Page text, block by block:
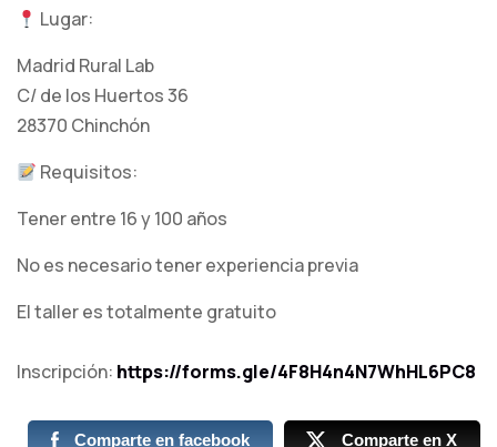
Lugar:
Madrid Rural Lab
C/ de los Huertos 36
28370 Chinchón
Requisitos:
Tener entre 16 y 100 años
No es necesario tener experiencia previa
El taller es totalmente gratuito
Inscripción: https://forms.gle/4F8H4n4N7WhHL6PC8
Comparte en facebook Comparte en X